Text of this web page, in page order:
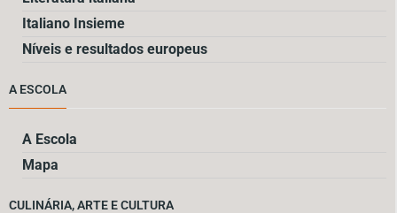
Italiano Insieme
Níveis e resultados europeus
A ESCOLA
A Escola
Mapa
CULINÁRIA, ARTE E CULTURA